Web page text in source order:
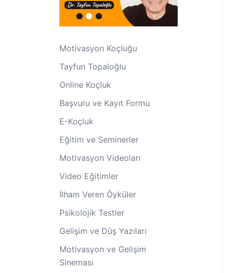
Motivasyon Koçluğu
Tayfun Topaloğlu
Online Koçluk
Başvuru ve Kayıt Formu
E-Koçluk
Eğitim ve Seminerler
Motivasyon Videoları
Video Eğitimler
İlham Veren Öyküler
Psikolojik Testler
Gelişim ve Düş Yazıları
Motivasyon ve Gelişim
Sineması